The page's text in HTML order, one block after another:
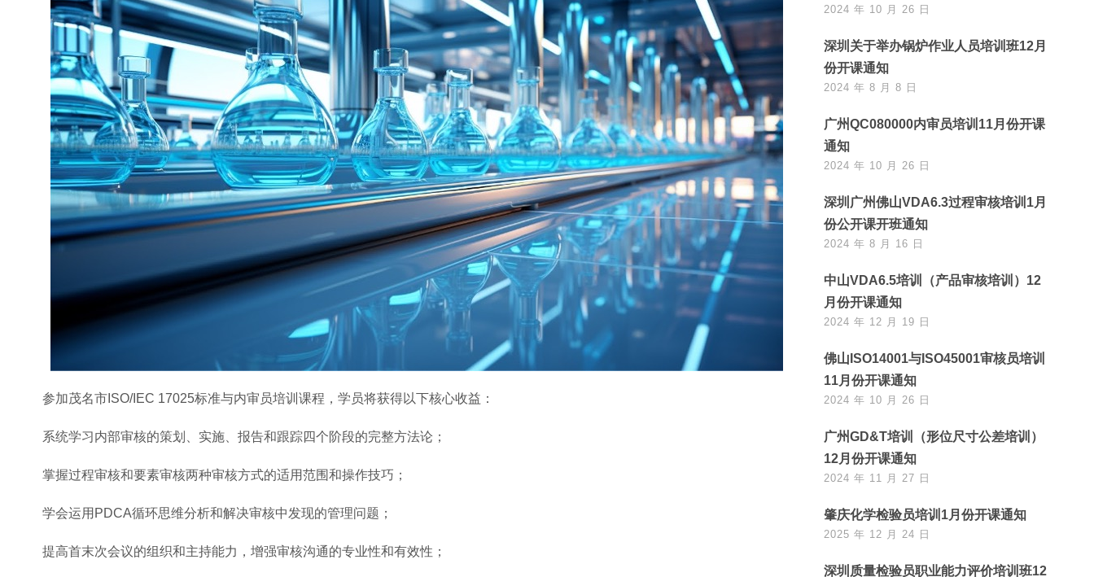
参加茂名市ISO/IEC 17025标准与内审员培训课程，学员将获得以下核心收益：
系统学习内部审核的策划、实施、报告和跟踪四个阶段的完整方法论；
掌握过程审核和要素审核两种审核方式的适用范围和操作技巧；
学会运用PDCA循环思维分析和解决审核中发现的管理问题；
提高首末次会议的组织和主持能力，增强审核沟通的专业性和有效性；
2024 年 10 月 26 日
深圳关于举办锅炉作业人员培训班12月
份开课通知
2024 年 8 月 8 日
广州QC080000内审员培训11月份开课
通知
2024 年 10 月 26 日
深圳广州佛山VDA6.3过程审核培训1月
份公开课开班通知
2024 年 8 月 16 日
中山VDA6.5培训（产品审核培训）12
月份开课通知
2024 年 12 月 19 日
佛山ISO14001与ISO45001审核员培训
11月份开课通知
2024 年 10 月 26 日
广州GD&T培训（形位尺寸公差培训）
12月份开课通知
2024 年 11 月 27 日
肇庆化学检验员培训1月份开课通知
2025 年 12 月 24 日
深圳质量检验员职业能力评价培训班12